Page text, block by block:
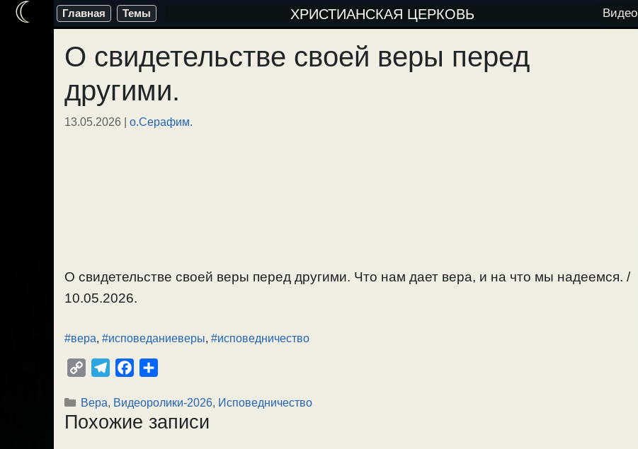
Перейти
содержимому
Главная Темы ХРИСТИАНСКАЯ ЦЕРКОВЬ Видео
О свидетельстве своей веры перед
другими.
13.05.2026 | о.Серафим.
О свидетельстве своей веры перед другими. Что нам дает вера, и на что мы надеемся. /
10.05.2026.
#вера, #исповеданиеверы, #исповедничество
p
y
e
c
e
п
р
Рубрики
Вера, Видеоролики-2026, Исповедничество
Похожие записи
☾